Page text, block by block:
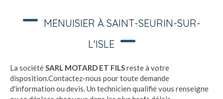
MENUISIER À SAINT-SEURIN-SUR-
L'ISLE
La sociétéSARL MOTARD ET FILSreste à votre
disposition.Contactez-nous pour toute demande
d'information ou devis. Un technicien qualifié vous renseigne